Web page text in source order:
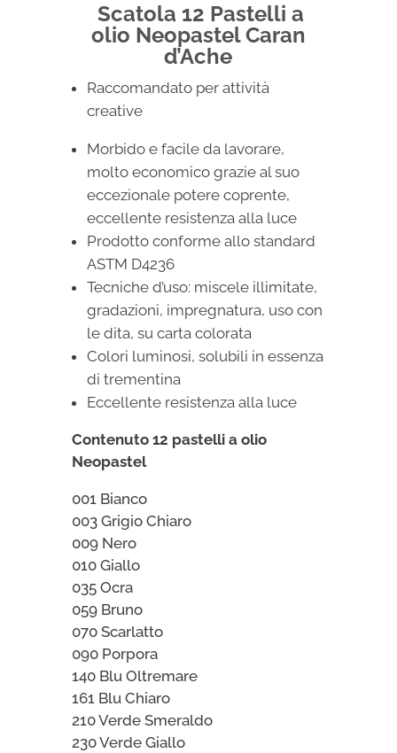
Scatola 12 Pastelli a
olio Neopastel Caran
d’Ache
Raccomandato per attività
creative
Morbido e facile da lavorare,
molto economico grazie al suo
eccezionale potere coprente,
eccellente resistenza alla luce
Prodotto conforme allo standard
ASTM D4236
Tecniche d’uso: miscele illimitate,
gradazioni, impregnatura, uso con
le dita, su carta colorata
Colori luminosi, solubili in essenza
di trementina
Eccellente resistenza alla luce
Contenuto 12 pastelli a olio
Neopastel
001 Bianco
003 Grigio Chiaro
009 Nero
010 Giallo
035 Ocra
059 Bruno
070 Scarlatto
090 Porpora
140 Blu Oltremare
161 Blu Chiaro
210 Verde Smeraldo
230 Verde Giallo